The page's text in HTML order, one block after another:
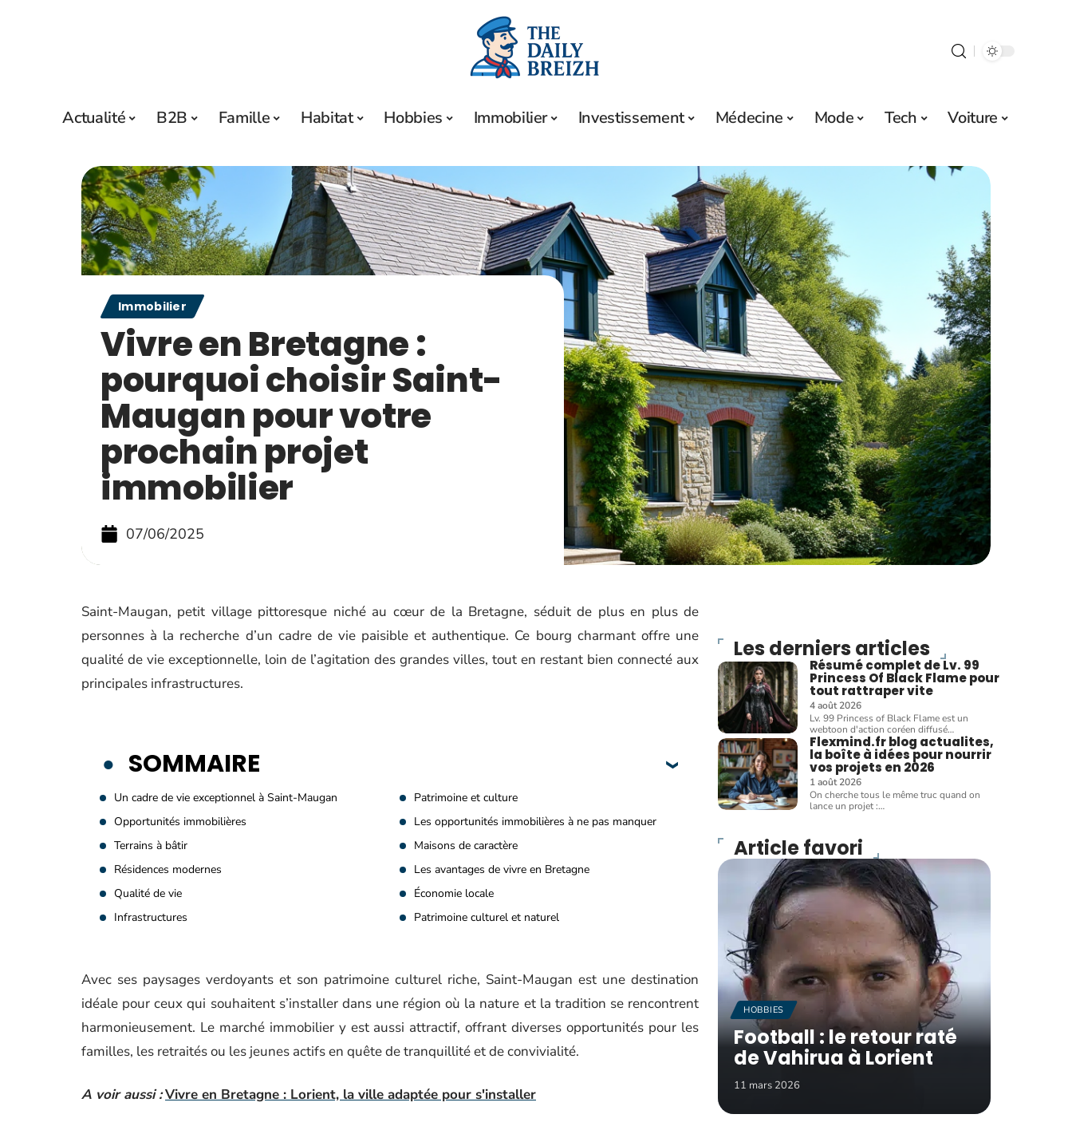
Actualité B2B Famille Habitat Hobbies Immobilier Investissement Médecine Mode Tech Voiture
Immobilier
Vivre en Bretagne :
pourquoi choisir Saint-
Maugan pour votre
prochain projet
immobilier
07/06/2025
Saint-Maugan, petit village pittoresque niché au cœur de la Bretagne, séduit de plus en plus de
personnes à la recherche d’un cadre de vie paisible et authentique. Ce bourg charmant offre une
qualité de vie exceptionnelle, loin de l’agitation des grandes villes, tout en restant bien connecté aux
principales infrastructures.
SOMMAIRE
Un cadre de vie exceptionnel à Saint-Maugan
Patrimoine et culture
Opportunités immobilières
Les opportunités immobilières à ne pas manquer
Terrains à bâtir
Maisons de caractère
Résidences modernes
Les avantages de vivre en Bretagne
Qualité de vie
Économie locale
Infrastructures
Patrimoine culturel et naturel
Avec ses paysages verdoyants et son patrimoine culturel riche, Saint-Maugan est une destination
idéale pour ceux qui souhaitent s’installer dans une région où la nature et la tradition se rencontrent
harmonieusement. Le marché immobilier y est aussi attractif, offrant diverses opportunités pour les
familles, les retraités ou les jeunes actifs en quête de tranquillité et de convivialité.
A voir aussi :Vivre en Bretagne : Lorient, la ville adaptée pour s'installer
Les derniers articles
Résumé complet de Lv. 99
Princess Of Black Flame pour
tout rattraper vite
4 août 2026
Lv. 99 Princess of Black Flame est un
webtoon d'action coréen diffusé…
Flexmind.fr blog actualites,
la boîte à idées pour nourrir
vos projets en 2026
1 août 2026
On cherche tous le même truc quand on
lance un projet :…
Article favori
HOBBIES
Football : le retour raté
de Vahirua à Lorient
11 mars 2026